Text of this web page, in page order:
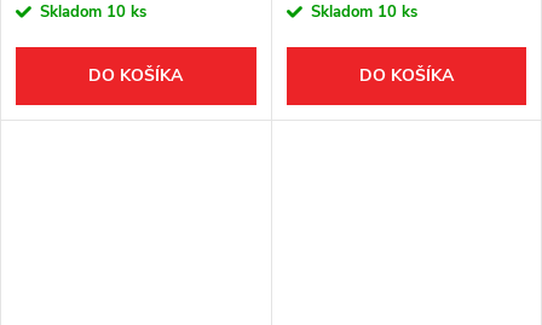
Skladom 10 ks
DO KOŠÍKA
Skladom 10 ks
DO KOŠÍKA